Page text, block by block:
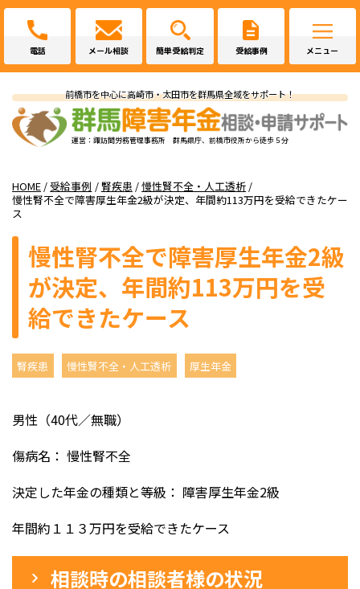
電話 メール相談 簡単受給判定 受給事例 メニュー
前橋市を中心に高崎市・太田市を群馬県全域をサポート！
運営：諏訪間労務管理事務所 群馬県庁、前橋市役所から徒歩５分
HOME / 受給事例 /腎疾患 /慢性賢不全・人工透析 /
慢性腎不全で障害厚生年金2級が決定、年間約113万円を受給できたケー
ス
慢性腎不全で障害厚生年金2級
が決定、年間約113万円を受
給できたケース
腎疾患 慢性賢不全・人工透析 厚生年金
男性（40代／無職）
傷病名： 慢性腎不全
決定した年金の種類と等級： 障害厚生年金2級
年間約１１３万円を受給できたケース
相談時の相談者様の状況